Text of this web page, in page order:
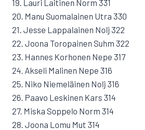
19. Lauri Laitinen Norm 331
20. Manu Suomalainen Utra 330
21. Jesse Lappalainen Nolj 322
22. Joona Toropainen Suhm 322
23. Hannes Korhonen Nepe 317
24. Akseli Malinen Nepe 316
25. Niko Niemeläinen Nolj 316
26. Paavo Leskinen Kars 314
27. Miska Soppelo Norm 314
28. Joona Lomu Mut 314